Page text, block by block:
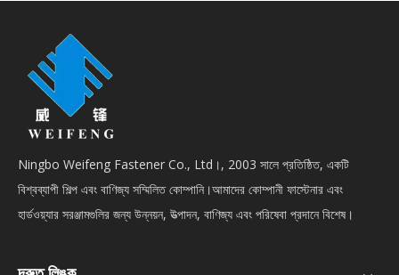
Ningbo Weifeng Fastener Co., Ltd।, 2003 সালে প্রতিষ্ঠিত, একটি
বিশ্বব্যাপী শিল্প এবং বাণিজ্য সম্মিলিত কোম্পানি।আমাদের কোম্পানী ফাস্টেনার এবং
হার্ডওয়্যার সরঞ্জামগুলির জন্য উন্নয়ন, উত্পাদন, বাণিজ্য এবং পরিষেবা প্রদানে বিশেষ।